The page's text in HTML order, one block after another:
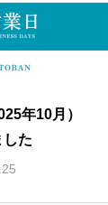
年10月）
した